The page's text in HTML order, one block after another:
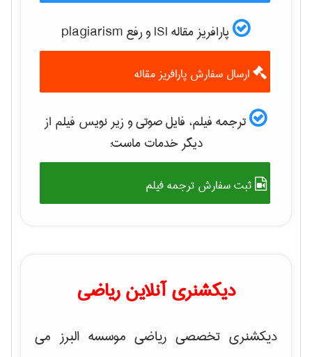
پارافریز مقاله ISI و رفع plagiarism
ارسال سفارش پارافریز مقاله
ترجمه فیلم، فایل صوتی و زیر نویس فیلم از
دیگر خدمات ماست:
ثبت سفارش ترجمه فیلم
دیکشنری آنلاین ریاضی
دیکشنری تخصصی ریاضی موسسه البرز می